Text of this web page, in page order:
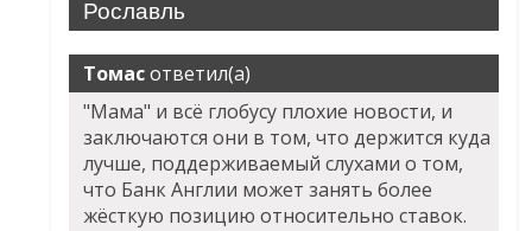
Рославль
Томасответил(а)
"Мама" и всё глобусу плохие новости, и
заключаются они в том, что держится куда
лучше, поддерживаемый слухами о том,
что Банк Англии может занять более
жёсткую позицию относительно ставок.